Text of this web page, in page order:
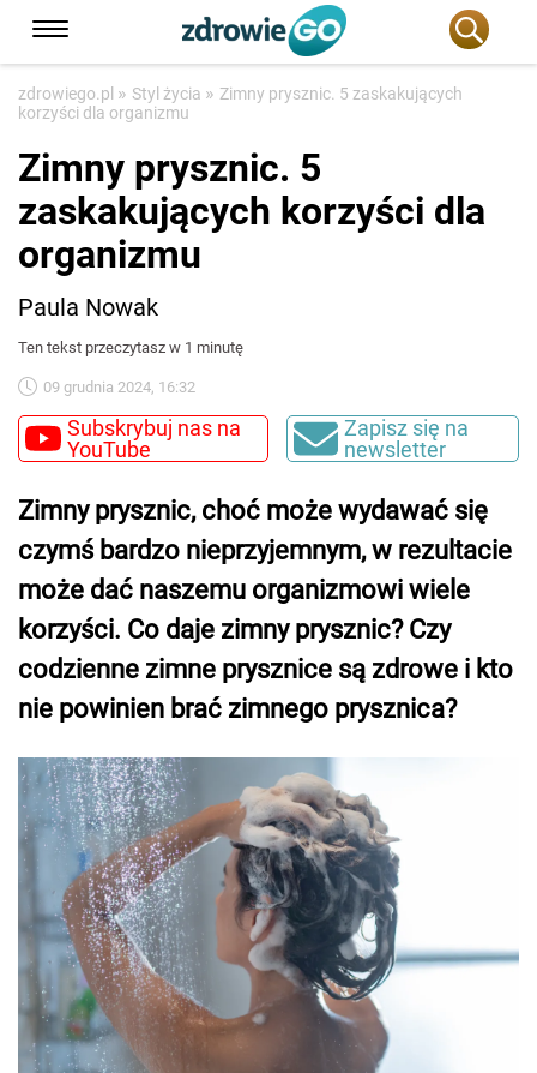
zdrowiego.pl » Styl życia » Zimny prysznic. 5 zaskakujących
korzyści dla organizmu
Zimny prysznic. 5
zaskakujących korzyści dla
organizmu
Paula Nowak
Ten tekst przeczytasz w 1 minutę
09 grudnia 2024, 16:32
Subskrybuj nas na
YouTube
Zapisz się na
newsletter
Zimny prysznic, choć może wydawać się
czymś bardzo nieprzyjemnym, w rezultacie
może dać naszemu organizmowi wiele
korzyści. Co daje zimny prysznic? Czy
codzienne zimne prysznice są zdrowe i kto
nie powinien brać zimnego prysznica?